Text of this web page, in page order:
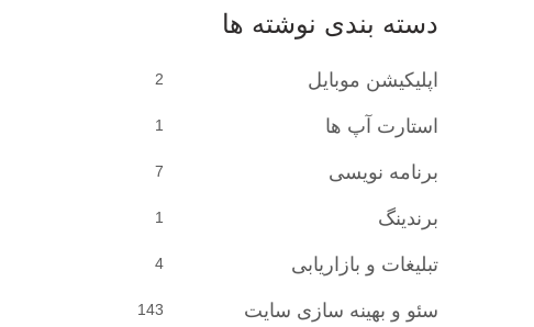
دسته بندی نوشته ها
2 اپلیکیشن موبایل
1 استارت آپ ها
7 برنامه نویسی
1 برندینگ
4 تبلیغات و بازاریابی
143 سئو و بهینه سازی سایت